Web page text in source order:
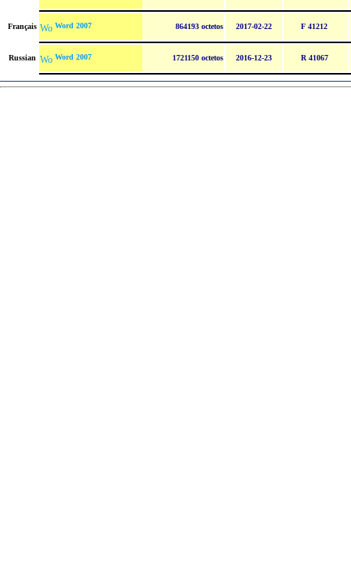
Français Word 2007 864193 octetos 2017-02-22 F 41212
Russian Word 2007 1721150 octetos 2016-12-23 R 41067